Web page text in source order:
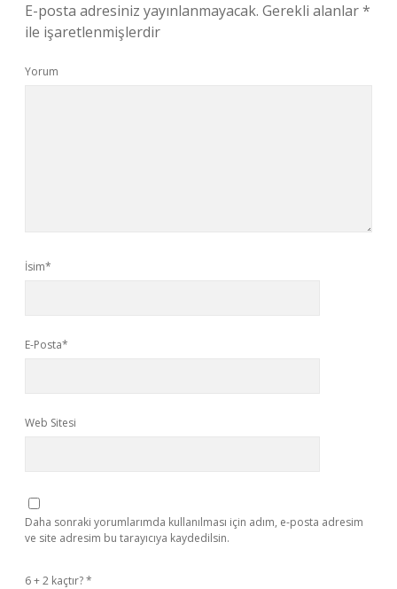
E-posta adresiniz yayınlanmayacak. Gerekli alanlar*
ile işaretlenmişlerdir
Yorum
İsim*
E-Posta*
Web Sitesi
Daha sonraki yorumlarımda kullanılması için adım, e-posta adresim
ve site adresim bu tarayıcıya kaydedilsin.
6 + 2 kaçtır?*